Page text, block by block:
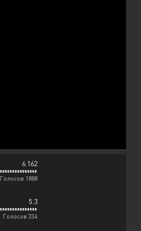
6.162
Голосов 1888
5.3
Голосов 334